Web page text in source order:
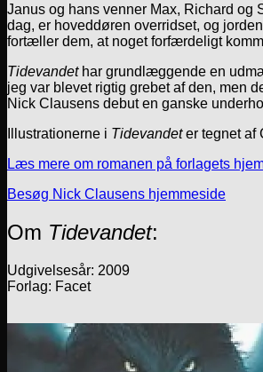
Janus og hans venner Max, Richard og
dag, er hoveddøren overridset, og
fortæller dem, at noget forfærdeligt
Tidevandethar grundlæggende en
jeg var blevet rigtig grebet af den, men
Nick Clausens debut en ganske
Illustrationerne i Tidevandeter tegnet af
Læs mere om romanen på forlagets
Besøg Nick Clausens hjemmeside
Om Tidevandet:
Udgivelsesår: 2009
Forlag: Facet